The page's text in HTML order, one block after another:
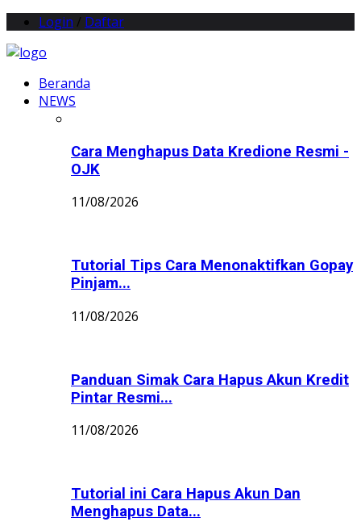
Login / Daftar
Beranda
NEWS
Cara Menghapus Data Kredione Resmi -
OJK
11/08/2026
Tutorial Tips Cara Menonaktifkan Gopay
Pinjam...
11/08/2026
Panduan Simak Cara Hapus Akun Kredit
Pintar Resmi...
11/08/2026
Tutorial ini Cara Hapus Akun Dan
Menghapus Data...